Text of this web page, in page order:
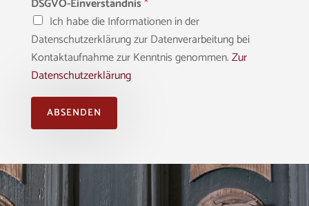
DSGVO-Einverständnis*
Ich habe die Informationen in der
Datenschutzerklärung zur Datenverarbeitung bei
Kontaktaufnahme zur Kenntnis genommen.Zur
Datenschutzerklärung
ABSENDEN